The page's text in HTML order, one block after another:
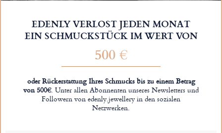
EDENLY VERLOST JEDEN MONAT
EIN SCHMUCKSTÜCK IM WERT VON
500 €
oder Rückerstattung Ihres Schmucks bis zu einem Betrag
von 500€. Unter allen Abonnenten unseres Newsletters und
Followern von edenly.jewellery in den sozialen
Netzwerken.